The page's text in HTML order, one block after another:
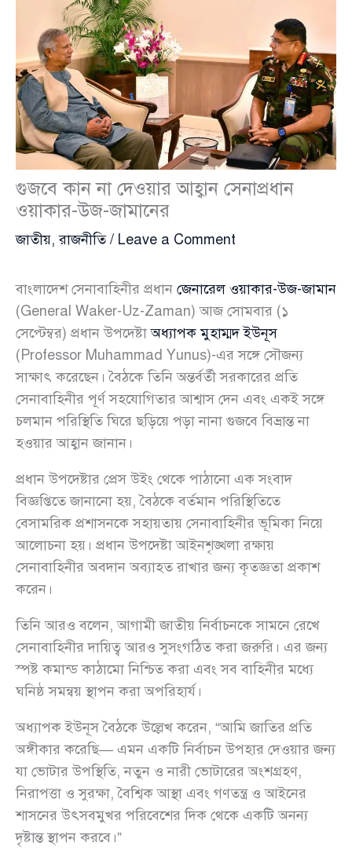
গুজবে কান না দেওয়ার আহ্বান সেনাপ্রধান
ওয়াকার-উজ-জামানের
জাতীয়,রাজনীতি/ Leave a Comment
বাংলাদেশ সেনাবাহিনীর প্রধান জেনারেল ওয়াকার-উজ-জামান
(General Waker-Uz-Zaman) আজ সোমবার (১
সেপ্টেম্বর) প্রধান উপদেষ্টাঅধ্যাপক মুহাম্মদ ইউনূস
(Professor Muhammad Yunus)-এর সঙ্গে সৌজন্য
সাক্ষাৎ করেছেন। বৈঠকে তিনি অন্তর্বর্তী সরকারের প্রতি
সেনাবাহিনীর পূর্ণ সহযোগিতার আশ্বাস দেন এবং একই সঙ্গে
চলমান পরিস্থিতি ঘিরে ছড়িয়ে পড়া নানা গুজবে বিভ্রান্ত না
হওয়ার আহ্বান জানান।
প্রধান উপদেষ্টার প্রেস উইং থেকে পাঠানো এক সংবাদ
বিজ্ঞপ্তিতে জানানো হয়, বৈঠকে বর্তমান পরিস্থিতিতে
বেসামরিক প্রশাসনকে সহায়তায় সেনাবাহিনীর ভূমিকা নিয়ে
আলোচনা হয়। প্রধান উপদেষ্টা আইনশৃঙ্খলা রক্ষায়
সেনাবাহিনীর অবদান অব্যাহত রাখার জন্য কৃতজ্ঞতা প্রকাশ
করেন।
তিনি আরও বলেন, আগামী জাতীয় নির্বাচনকে সামনে রেখে
সেনাবাহিনীর দায়িত্ব আরও সুসংগঠিত করা জরুরি। এর জন্য
স্পষ্ট কমান্ড কাঠামো নিশ্চিত করা এবং সব বাহিনীর মধ্যে
ঘনিষ্ঠ সমন্বয় স্থাপন করা অপরিহার্য।
অধ্যাপক ইউনূস বৈঠকে উল্লেখ করেন, “আমি জাতির প্রতি
অঙ্গীকার করেছি— এমন একটি নির্বাচন উপহার দেওয়ার জন্য
যা ভোটার উপস্থিতি, নতুন ও নারী ভোটারের অংশগ্রহণ,
নিরাপত্তা ও সুরক্ষা, বৈশ্বিক আস্থা এবং গণতন্ত্র ও আইনের
শাসনের উৎসবমুখর পরিবেশের দিক থেকে একটি অনন্য
দৃষ্টান্ত স্থাপন করবে।”